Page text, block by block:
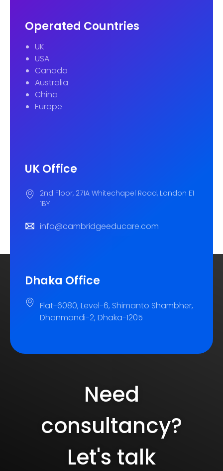
Operated Countries
UK
USA
Canada
Australia
China
Europe
UK Office
2nd Floor, 271A Whitechapel Road, London E1
1BY
info@cambridgeeducare.com
Dhaka Office
Flat-6080, Level-6, Shimanto Shambher,
Dhanmondi-2, Dhaka-1205
Need
consultancy?
Let's talk